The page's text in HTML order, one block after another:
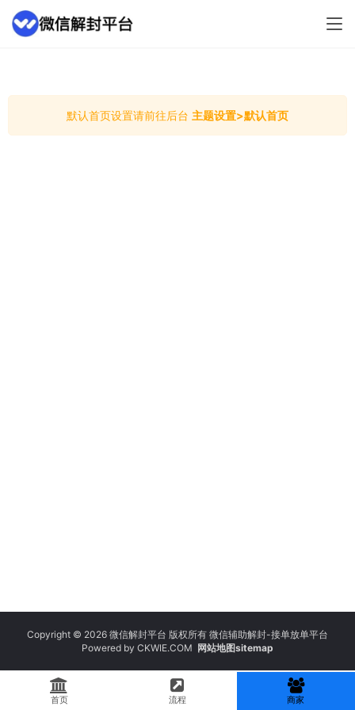
默认首页设置请前往后台 主题设置>默认首页
Copyright © 2026 微信解封平台 版权所有 微信辅助解封-接单放单平台
Powered by CKWIE.COM 网站地图sitemap
首页 流程 商家